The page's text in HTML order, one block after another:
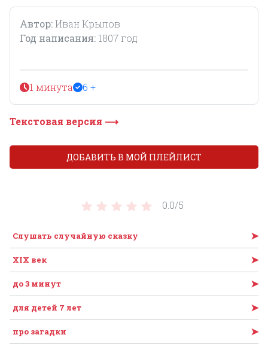
Автор: Иван Крылов
Год написания: 1807 год
1 минута 6 +
Текстовая версия ⟶
0.0/5
Слушать случайную сказку ➤
XIX век ➤
до 3 минут ➤
для детей 7 лет ➤
про загадки ➤
ДОБАВИТЬ В МОЙ ПЛЕЙЛИСТ